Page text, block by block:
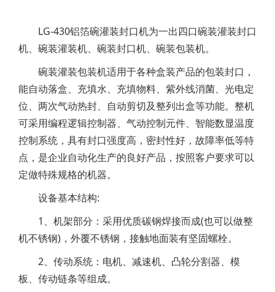
LG-430铝箔碗灌装封口机为一出四口碗装灌装封口
机、碗装灌装机、碗装封口机、碗装包装机。
碗装灌装包装机适用于各种盒装产品的包装封口，
能自动落盒、充填水、充填物料、紫外线消菌、光电定
位、两次气动热封、自动剪切及整列出盒等功能。整机
可采用编程逻辑控制器、气动控制元件、智能数显温度
控制系统，具有封口强度高，密封性好，故障率低等特
点，是企业自动化生产的良好产品，按照客户要求可以
定做特殊规格的机器。
设备基本结构:
1、机架部分：采用优质碳钢焊接而成(也可以做整
机不锈钢)，外覆不锈钢，接触地面装有坚固螺栓。
2、传动系统：电机、减速机、凸轮分割器、模
板、传动链条等组成。